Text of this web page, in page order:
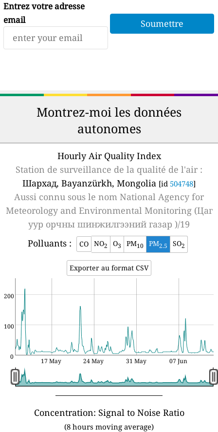
Entrez votre adresse
email
Montrez-moi les données
autonomes
Hourly Air Quality Index
Station de surveillance de la qualité de l'air :
Шархад, Bayanzürkh, Mongolia [id 504748]
Aussi connu sous le nom National Agency for
Meteorology and Environmental Monitoring (Цаг
уур орчны шинжилгээний газар )/19
Polluants :
CO NO2 O3 PM10 PM2.5 SO2
Exporter au format CSV
0
100
200
17 May 24 May 31 May 07 Jun
Concentration: Signal to Noise Ratio
(8 hours moving average)